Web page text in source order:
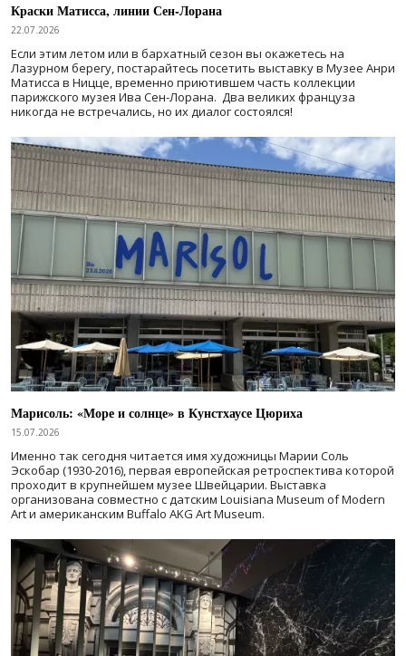
Краски Матисса, линии Сен-Лорана
22.07.2026
Если этим летом или в бархатный сезон вы окажетесь на
Лазурном берегу, постарайтесь посетить выставку в Музее Анри
Матисса в Ницце, временно приютившем часть коллекции
парижского музея Ива Сен-Лорана. Два великих француза
никогда не встречались, но их диалог состоялся!
Марисоль: «Море и солнце» в Кунстхаусе Цюриха
15.07.2026
Именно так сегодня читается имя художницы Марии Соль
Эскобар (1930-2016), первая европейская ретроспектива которой
проходит в крупнейшем музее Швейцарии. Выставка
организована совместно с датским Louisiana Museum of Modern
Art и американским Buffalo AKG Art Museum.